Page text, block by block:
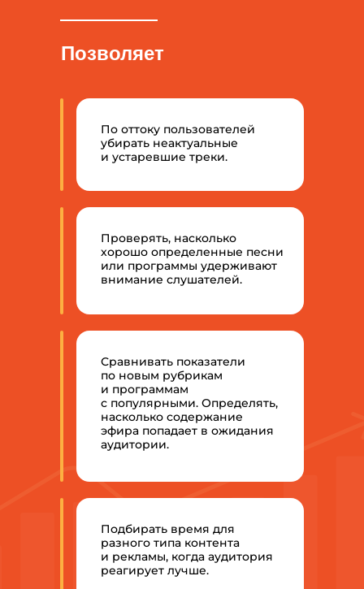
Позволяет
По оттоку пользователей
убирать неактуальные
и устаревшие треки.
Проверять, насколько
хорошо определенные песни
или программы удерживают
внимание слушателей.
Сравнивать показатели
по новым рубрикам
и программам
с популярными. Определять,
насколько содержание
эфира попадает в ожидания
аудитории.
Подбирать время для
разного типа контента
и рекламы, когда аудитория
реагирует лучше.